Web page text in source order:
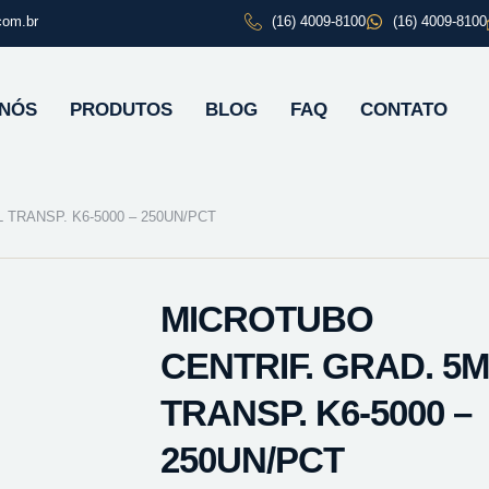
(16) 4009-8100 (16) 4009-8100
PRODUTOS BLOG FAQ CONTATO
K6-5000 – 250UN/PCT
MICROTUBO
CENTRIF. GRAD.
TRANSP. K6-5000 –
250UN/PCT